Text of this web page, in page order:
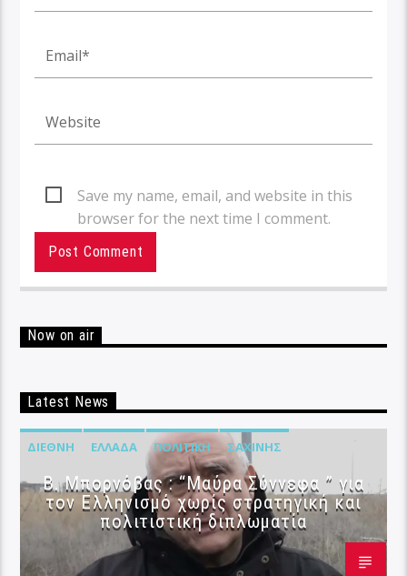
Save my name, email, and website in this
browser for the next time I comment.
Now on air
Latest News
ΔΙΕΘΝΉ ΕΛΛΆΔΑ ΠΟΛΙΤΙΚΉ ΣΑΧΊΝΗΣ
B. Μπορνόβας : “Μαύρα Σύννεφα ” για
τον Ελληνισμό χωρίς στρατηγική και
πολιτιστική διπλωματία